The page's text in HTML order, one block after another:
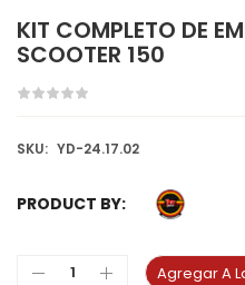
KIT COMPLETO DE
SCOOTER 150
SKU: YD-24.17.02
PRODUCT BY:
Agregar A